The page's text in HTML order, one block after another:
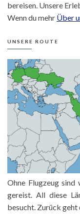
bereisen. Unsere
Wenn du mehr Über
UNSERE ROUTE
Ohne Flugzeug sind
gereist. All diese
besucht. Zurück